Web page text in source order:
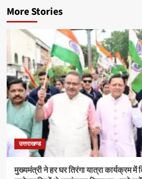
More Stories
उत्तराखण्ड
मुख्यमंत्री ने हर घर तिरंगा यात्रा कार्यक्रम में